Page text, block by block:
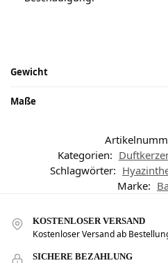
Gewicht
Maße
Kategorien:
Schlagwörter:
Marke:
KOSTENLOSER VERSAND
Kostenloser Versand ab
SICHERE BEZAHLUNG